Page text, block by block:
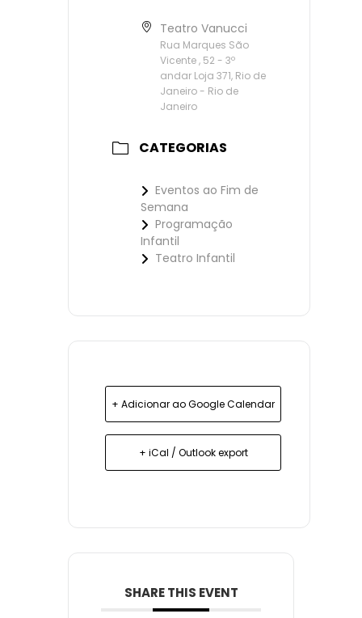
Teatro Vanucci
Rua Marques São
Vicente , 52 - 3º
andar Loja 371, Rio de
Janeiro - Rio de
Janeiro
CATEGORIAS
Eventos ao Fim de
Semana
Programação
Infantil
Teatro Infantil
+ Adicionar ao Google Calendar
+ iCal / Outlook export
SHARE THIS EVENT